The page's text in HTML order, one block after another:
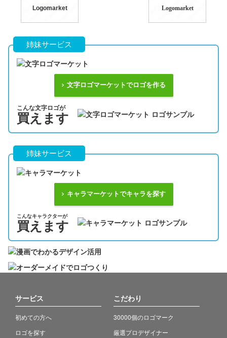
Logomarket Logomarket
姉妹サービス
文字ロゴマーケットでロゴを作る
こんな文字ロゴが
買えます
姉妹サービス
キャラマーケットでキャラを探す
こんなキャラクターが
買えます
サービス
初めての方へ
ロゴを探す
こだわり
30000個のロゴマーク
厳選プロデザイナー